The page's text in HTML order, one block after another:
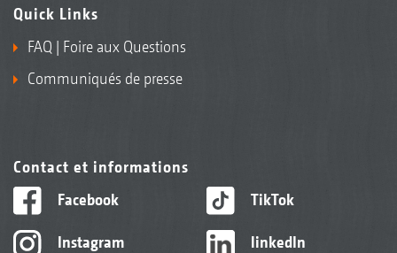
Quick Links
FAQ | Foire aux Questions
Communiqués de presse
Contact et informations
Facebook
Instagram
TikTok
linkedIn